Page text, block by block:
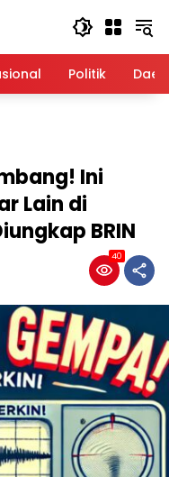
Politik
Ini
Lain di
BRIN
40